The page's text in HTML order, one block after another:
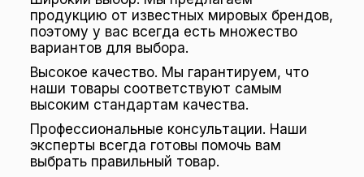
продукцию от известных мировых брендов,
поэтому у вас всегда есть множество
вариантов для выбора.
Высокое качество. Мы гарантируем, что
наши товары соответствуют самым
высоким стандартам качества.
Профессиональные консультации. Наши
эксперты всегда готовы помочь вам
выбрать правильный товар.